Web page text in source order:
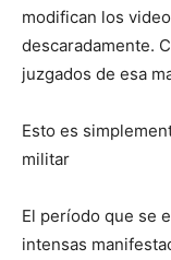
modifican los
descaradamente.
juzgados de esa
Esto es
militar
El período que se
intensas